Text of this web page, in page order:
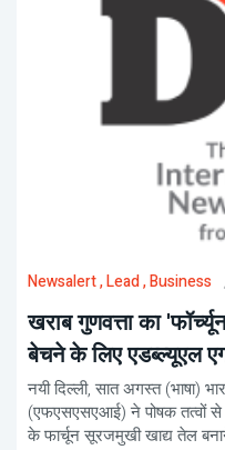
Newsalert, Lead, Business
खराब गुणवत्ता का
बेचने के लिए एडब्ल्यूएल
नयी दिल्ली, सात अगस्त (भाषा)
(एफएसएसएआई) ने पोषक तत्वों से
के फार्चून सूरजमुखी खाद्य तेल